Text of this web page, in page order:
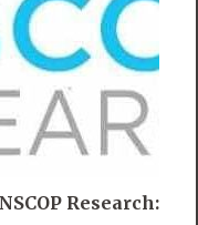
Research: